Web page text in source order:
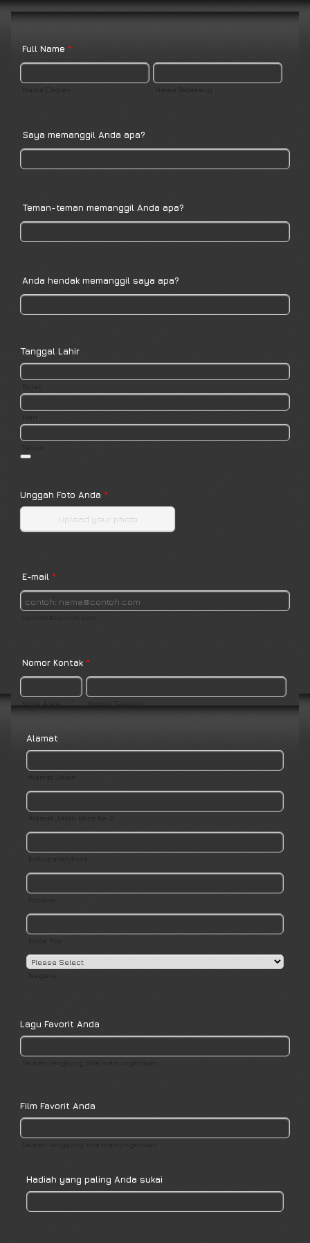
Full Name *
Nama Belakang
Saya memanggil Anda apa?
Teman-teman memanggil Anda apa?
Anda hendak memanggil saya apa?
Tanggal Lahir
Tahun
Unggah Foto Anda *
Upload your photo
E-mail *
contoh@contoh.com
Nomor Kontak *
Kode Area
Alamat
Alamat Jalan
Alamat Jalan Baris Ke-2
Kabupaten/Kota
Lagu Favorit Anda
Tautan langsung bila memungkinkan
Film Favorit Anda
Tautan langsung bila memungkinkan
Hadiah yang paling Anda sukai